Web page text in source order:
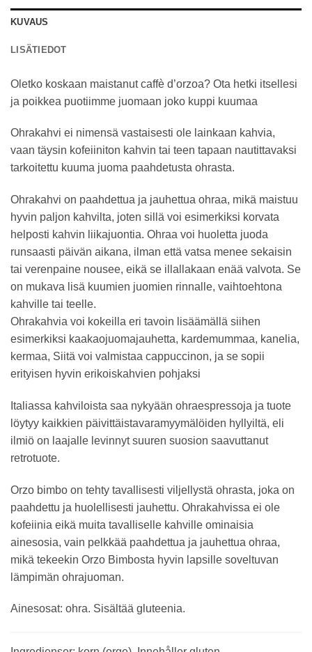
KUVAUS
LISÄTIEDOT
Oletko koskaan maistanut caffè d’orzoa? Ota hetki itsellesi
ja poikkea puotiimme juomaan joko kuppi kuumaa
Ohrakahvi ei nimensä vastaisesti ole lainkaan kahvia,
vaan täysin kofeiiniton kahvin tai teen tapaan nautittavaksi
tarkoitettu kuuma juoma paahdetusta ohrasta.
Ohrakahvi on paahdettua ja jauhettua ohraa, mikä maistuu
hyvin paljon kahvilta, joten sillä voi esimerkiksi korvata
helposti kahvin liikajuontia. Ohraa voi huoletta juoda
runsaasti päivän aikana, ilman että vatsa menee sekaisin
tai verenpaine nousee, eikä se illallakaan enää valvota. Se
on mukava lisä kuumien juomien rinnalle, vaihtoehtona
kahville tai teelle.
Ohrakahvia voi kokeilla eri tavoin lisäämällä siihen
esimerkiksi kaakaojuomajauhetta, kardemummaa, kanelia,
kermaa, Siitä voi valmistaa cappuccinon, ja se sopii
erityisen hyvin erikoiskahvien pohjaksi
Italiassa kahviloista saa nykyään ohraespressoja ja tuote
löytyy kaikkien päivittäistavaramyymälöiden hyllyiltä, eli
ilmiö on laajalle levinnyt suuren suosion saavuttanut
retrotuote.
Orzo bimbo on tehty tavallisesti viljellystä ohrasta, joka on
paahdettu ja huolellisesti jauhettu. Ohrakahvissa ei ole
kofeiinia eikä muita tavalliselle kahville ominaisia
ainesosia, vain pelkkää paahdettua ja jauhettua ohraa,
mikä tekeekin Orzo Bimbosta hyvin lapsille soveltuvan
lämpimän ohrajuoman.
Ainesosat: ohra. Sisältää gluteenia.